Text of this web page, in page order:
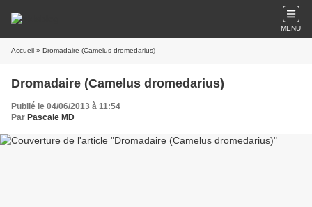
MENU
Accueil » Dromadaire (Camelus dromedarius)
Dromadaire (Camelus dromedarius)
Publié le 04/06/2013 à 11:54
Par Pascale MD